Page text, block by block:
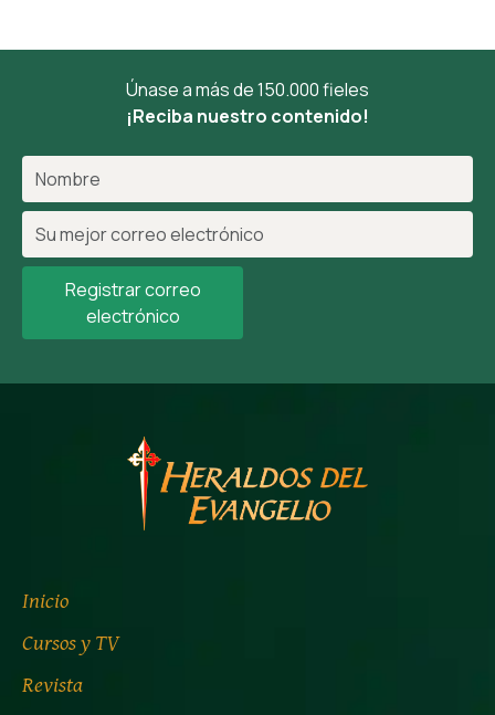
Únase a más de 150.000 fieles
¡Reciba nuestro contenido!
Registrar correo
electrónico
Inicio
Cursos y TV
Revista